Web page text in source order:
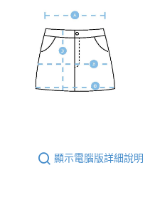
顯示電腦版詳細說明